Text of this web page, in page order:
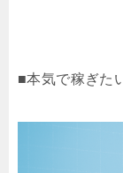
■本気で稼ぎた